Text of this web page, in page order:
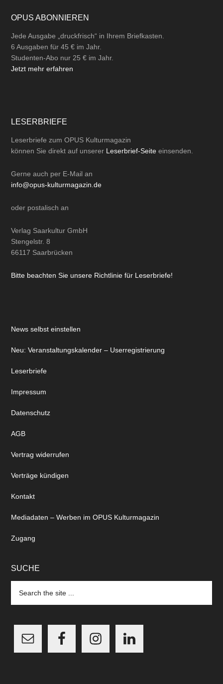
OPUS ABONNIEREN
Jede Ausgabe „druckfrisch“ in Ihrem Briefkasten.
6 Ausgaben für 45 € im Jahr.
Studenten-Abo nur 25 € im Jahr.
Jetzt mehr erfahren
LESERBRIEFE
Leserbriefe zum OPUS Kulturmagazin
können Sie direkt auf unserer Leserbrief-Seite einsenden.
Gerne auch per E-Mail an
info@opus-kulturmagazin.de
oder postalisch an
Verlag Saarkultur GmbH
Stengelstr. 8
66117 Saarbrücken
Bitte beachten Sie unsere Richtlinie für Leserbriefe!
News selbst einstellen
Neu: Veranstaltungskalender – Userregistrierung
Leserbriefe
Impressum
Datenschutz
AGB
Vertrag widerrufen
Verträge kündigen
Kontakt
Mediadaten – Werben im OPUS Kulturmagazin
Zugang
SUCHE
the